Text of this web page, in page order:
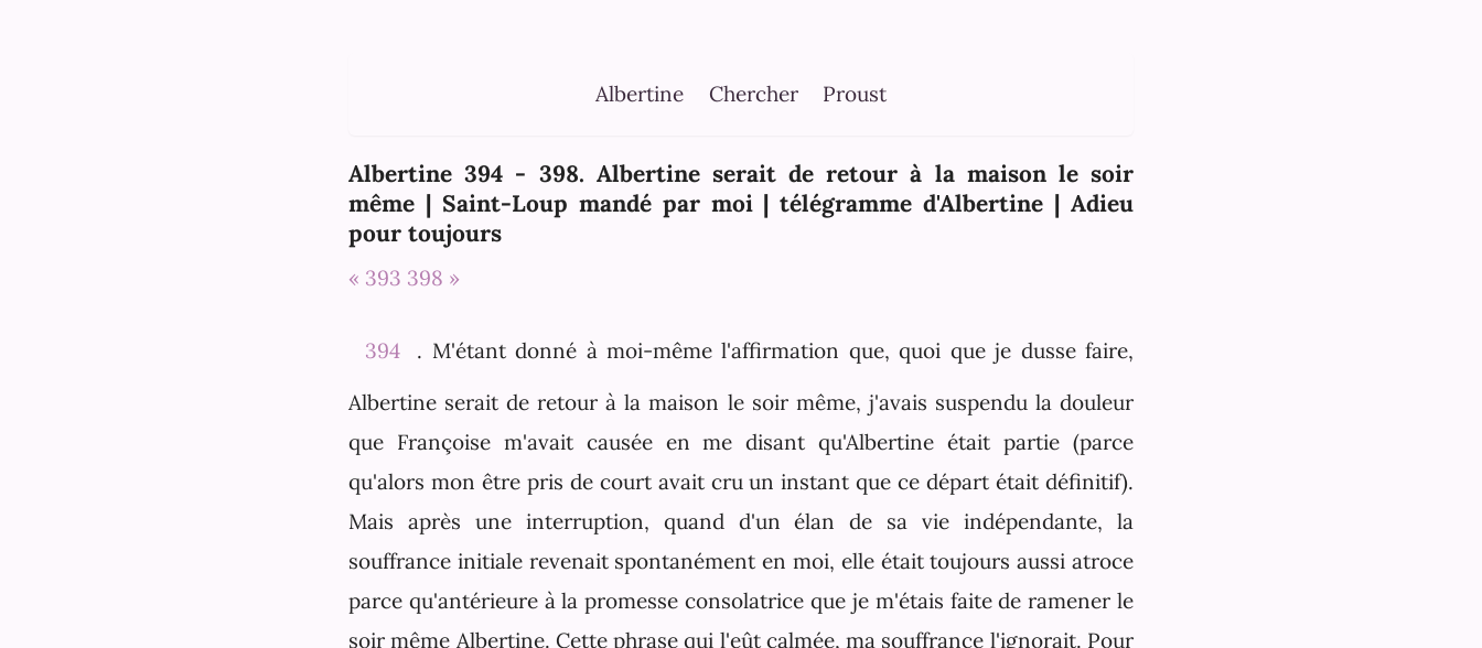
Albertine Chercher Proust
Albertine 394 - 398. Albertine serait de retour à la maison le soir
même | Saint-Loup mandé par moi | télégramme d'Albertine | Adieu
pour toujours
« 393 398 »
394
. M'étant donné à moi-même l'affirmation que, quoi que je dusse faire,
Albertine serait de retour à la maison le soir même, j'avais suspendu la douleur
que Françoise m'avait causée en me disant qu'Albertine était partie (parce
qu'alors mon être pris de court avait cru un instant que ce départ était définitif).
Mais après une interruption, quand d'un élan de sa vie indépendante, la
souffrance initiale revenait spontanément en moi, elle était toujours aussi atroce
parce qu'antérieure à la promesse consolatrice que je m'étais faite de ramener le
soir même Albertine. Cette phrase qui l'eût calmée, ma souffrance l'ignorait. Pour